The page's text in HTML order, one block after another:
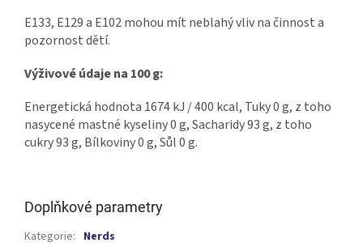
E133, E129 a E102 mohou mít neblahý vliv na činnost a
pozornost dětí.
Výživové údaje na 100 g:
Energetická hodnota 1674 kJ / 400 kcal, Tuky 0 g, z toho
nasycené mastné kyseliny 0 g, Sacharidy 93 g, z toho
cukry 93 g, Bílkoviny 0 g, Sůl 0 g.
Doplňkové parametry
Kategorie: Nerds